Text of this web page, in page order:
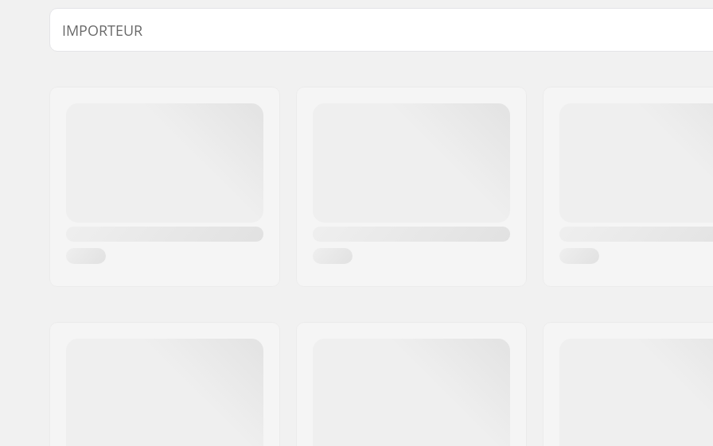
Clamp binnendiameter:
32mm (Regular), 35mm (Oversized)
Maat klem:
Gewicht:
251g
Compressie Bout:
Compressie Bout lengte:
IMPORTEUR